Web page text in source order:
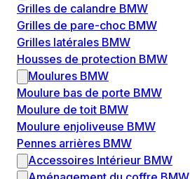
Grilles de calandre BMW
Grilles de pare-choc BMW
Grilles latérales BMW
Housses de protection BMW
Moulures BMW
Moulure bas de porte BMW
Moulure de toit BMW
Moulure enjoliveuse BMW
Pennes arrières BMW
Accessoires Intérieur BMW